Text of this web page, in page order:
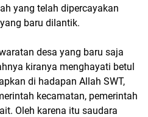
yang telah dipercayakan
baru dilantik.
desa yang baru saja
kiranya menghayati betul
di hadapan Allah SWT,
kecamatan, pemerintah
Oleh karena itu saudara